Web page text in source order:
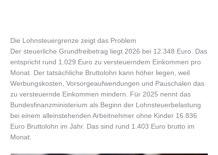
Die Lohnsteuergrenze zeigt das Problem
Der steuerliche Grundfreibetrag liegt 2026 bei 12.348 Euro. Das
entspricht rund 1.029 Euro zu versteuerndem Einkommen pro
Monat. Der tatsächliche Bruttolohn kann höher liegen, weil
Werbungskosten, Vorsorgeaufwendungen und Pauschalen das
zu versteuernde Einkommen mindern. Für 2025 nennt das
Bundesfinanzministerium als Beginn der Lohnsteuerbelastung
bei einem alleinstehenden Arbeitnehmer ohne Kinder 16.836
Euro Bruttolohn im Jahr. Das sind rund 1.403 Euro brutto im
Monat.